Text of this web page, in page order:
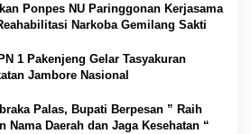
Ponpes NU Paringgonan Kerjasama
Narkoba Gemilang Sakti
1 Pakenjeng Gelar Tasyakuran
Jambore Nasional
Palas, Bupati Berpesan ” Raih
Nama Daerah dan Jaga Kesehatan “